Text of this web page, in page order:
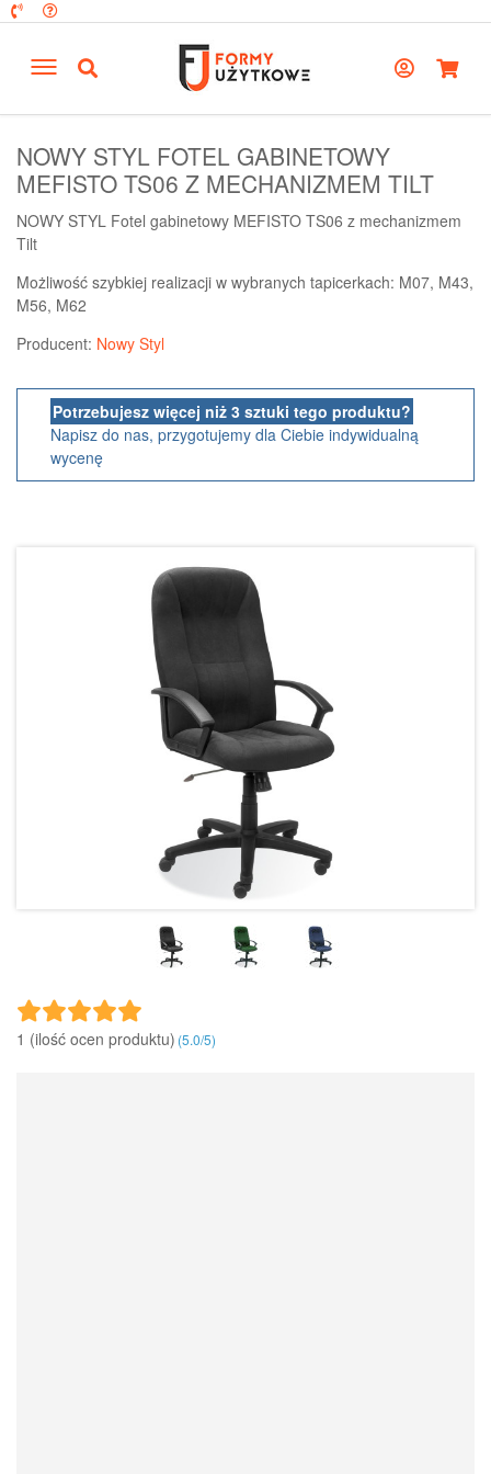
NOWY STYL FOTEL GABINETOWY
MEFISTO TS06 Z MECHANIZMEM TILT
NOWY STYL Fotel gabinetowy MEFISTO TS06 z mechanizmem
Tilt
Możliwość szybkiej realizacji w wybranych tapicerkach: M07, M43,
M56, M62
Producent: Nowy Styl
Potrzebujesz więcej niż 3 sztuki tego produktu?
Napisz do nas, przygotujemy dla Ciebie indywidualną
wycenę
1 (ilość ocen produktu)‎(5.0/5)